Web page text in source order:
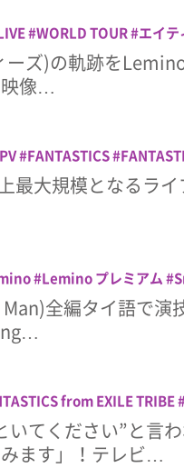
WORLD TOUR エイ
ーズ)の軌跡を
映像…
FANTASTICS
アベマ ペイパービュー ライ
最大規模となるライ
Lemino プレミアム
康二 配信
全編タイ語で演
from EXILE TRIBE
ラサ テレビ朝日
テレビ朝
ドラマシリーズ 配信 配信
いてください”と言
ます」！テレビ…